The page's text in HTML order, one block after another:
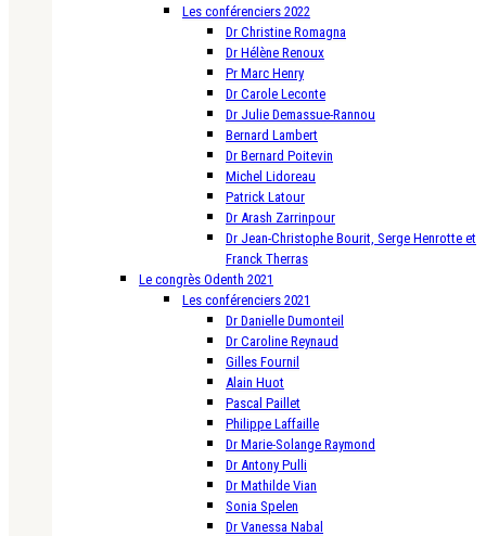
Les conférenciers 2022
Dr Christine Romagna
Dr Hélène Renoux
Pr Marc Henry
Dr Carole Leconte
Dr Julie Demassue-Rannou
Bernard Lambert
Dr Bernard Poitevin
Michel Lidoreau
Patrick Latour
Dr Arash Zarrinpour
Dr Jean-Christophe Bourit, Serge Henrotte et
Franck Therras
Le congrès Odenth 2021
Les conférenciers 2021
Dr Danielle Dumonteil
Dr Caroline Reynaud
Gilles Fournil
Alain Huot
Pascal Paillet
Philippe Laffaille
Dr Marie-Solange Raymond
Dr Antony Pulli
Dr Mathilde Vian
Sonia Spelen
Dr Vanessa Nabal